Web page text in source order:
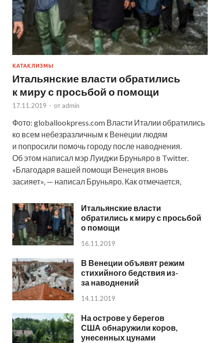
КАТАКЛИЗМЫ
Итальянские власти обратились
к миру с просьбой о помощи
17.11.2019 - от admin
Фото: globallookpress.com Власти Италии обратились
ко всем небезразличным к Венеции людям
и попросили помочь городу после наводнения.
Об этом написал мэр Луиджи Бруньяро в Twitter.
«Благодаря вашей помощи Венеция вновь
засияет», — написал Бруньяро. Как отмечается,
Итальянские власти
обратились к миру с просьбой
о помощи
16.11.2019
В Венеции объявят режим
стихийного бедствия из-
за наводнений
14.11.2019
На острове у берегов
США обнаружили коров,
унесенных цунами